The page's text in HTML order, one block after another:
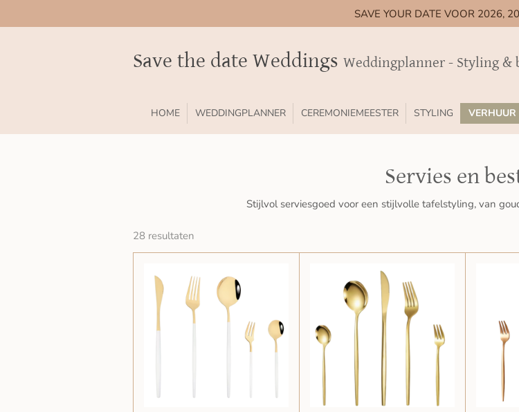
direct
SAVE YOUR DATE VOOR 2026,
Save the date Weddings Weddingplanner - Styling &
HOME WEDDINGPLANNER CEREMONIEMEESTER STYLING VERHUUR
Servies en
Stijlvol serviesgoed voor een stijlvolle tafelstyling, van
28 resultaten